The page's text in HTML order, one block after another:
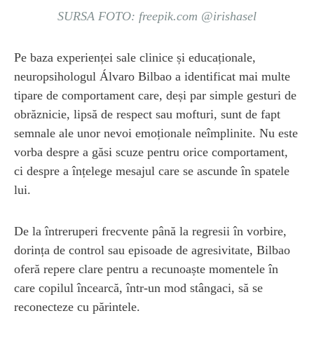
SURSA FOTO: freepik.com @irishasel
Pe baza experienței sale clinice și educaționale,
neuropsihologul Álvaro Bilbao a identificat mai multe
tipare de comportament care, deși par simple gesturi de
obrăznicie, lipsă de respect sau mofturi, sunt de fapt
semnale ale unor nevoi emoționale neîmplinite. Nu este
vorba despre a găsi scuze pentru orice comportament,
ci despre a înțelege mesajul care se ascunde în spatele
lui.
De la întreruperi frecvente până la regresii în vorbire,
dorința de control sau episoade de agresivitate, Bilbao
oferă repere clare pentru a recunoaște momentele în
care copilul încearcă, într-un mod stângaci, să se
reconecteze cu părintele.